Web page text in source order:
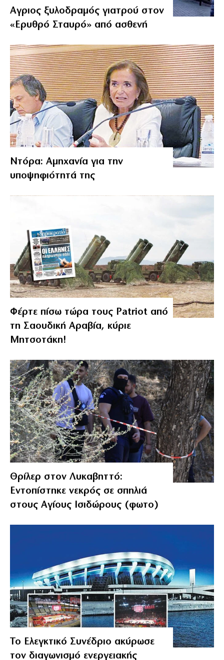
Αγριος ξυλοδραμός γιατρού στον
«Ερυθρό Σταυρό» από ασθενή
Ντόρα: Αμηχανία για την
υποψηφιότητά της
Φέρτε πίσω τώρα τους Patriot από
τη Σαουδική Αραβία, κύριε
Μητσοτάκη!
Θρίλερ στον Λυκαβηττό:
Εντοπίστηκε νεκρός σε σπηλιά
στους Αγίους Ισιδώρους (φωτο)
Το Ελεγκτικό Συνέδριο ακύρωσε
τον διαγωνισμό ενεργειακής